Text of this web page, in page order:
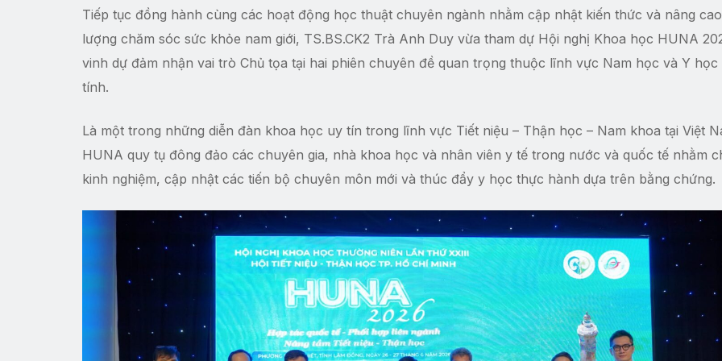
Tiếp tục đồng hành cùng các hoạt động học thuật chuyên ngành nhằm cập nhật kiến thức và nâng
lượng chăm sóc sức khỏe nam giới, TS.BS.CK2 Trà Anh Duy vừa tham dự Hội nghị Khoa học HUNA
vinh dự đảm nhận vai trò Chủ tọa tại hai phiên chuyên đề quan trọng thuộc lĩnh vực Nam học và Y học
tính.
Là một trong những diễn đàn khoa học uy tín trong lĩnh vực Tiết niệu – Thận học – Nam khoa tại Việt
HUNA quy tụ đông đảo các chuyên gia, nhà khoa học và nhân viên y tế trong nước và quốc tế nhằm
kinh nghiệm, cập nhật các tiến bộ chuyên môn mới và thúc đẩy y học thực hành dựa trên bằng chứng.